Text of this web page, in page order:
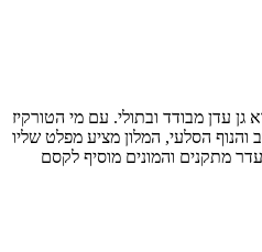
גן עדן מבודד ובתולי. עם מי הטורקיז
והנוף הסלעי, המלון מציע מפלט שליו
מתקנים והמונים מוסיף לקסם